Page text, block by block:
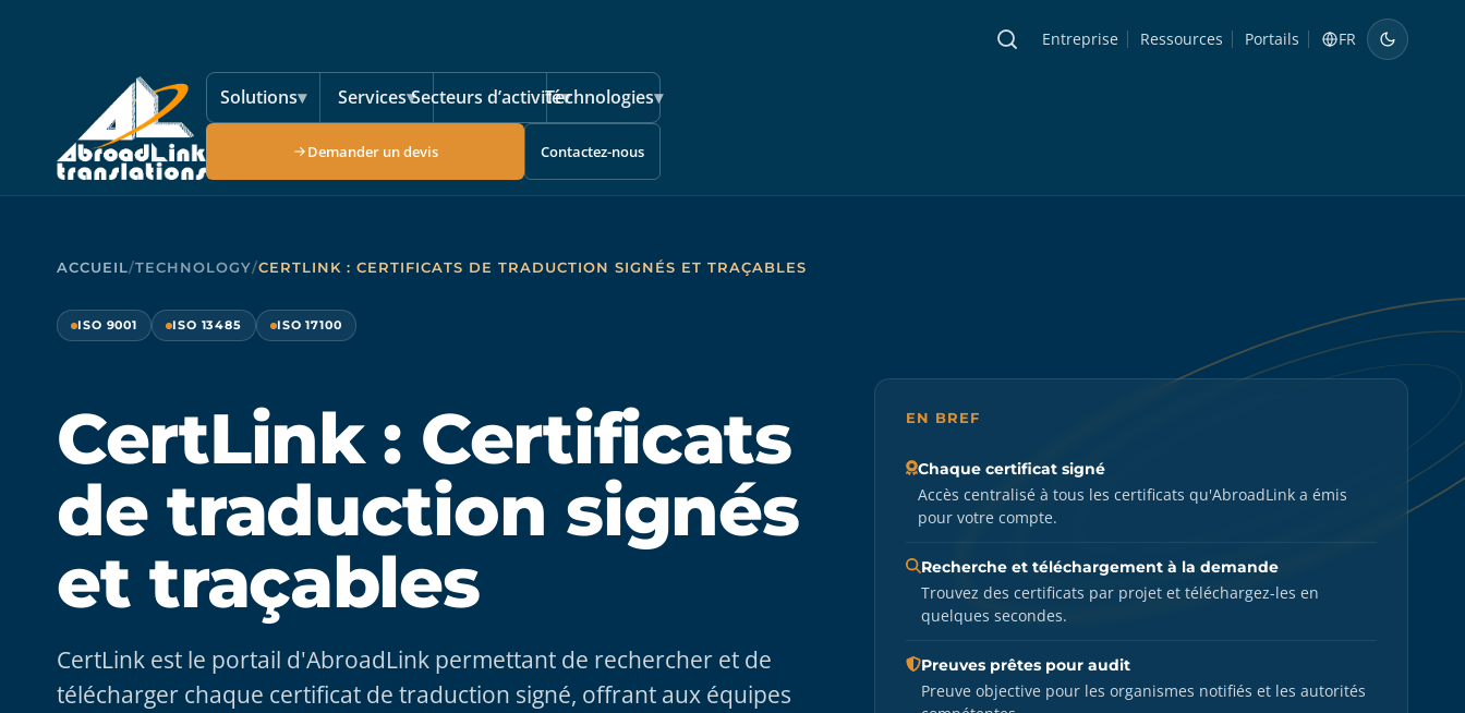
Entreprise Ressources Portails FR
Solutions▾ Services▾Secteurs d’activité▾
Technologies▾
Demander un devis Contactez-nous
ACCUEIL/TECHNOLOGY/CERTLINK : CERTIFICATS DE TRADUCTION SIGNÉS ET TRAÇABLES
ISO 9001 ISO 13485 ISO 17100
CertLink : Certificats
de traduction signés
et traçables
CertLink est le portail d'AbroadLink permettant de rechercher et de
télécharger chaque certificat de traduction signé, offrant aux équipes
EN BREF
Chaque certificat signé
Accès centralisé à tous les certificats qu'AbroadLink a émis
pour votre compte.
Recherche et téléchargement à la demande
Trouvez des certificats par projet et téléchargez-les en
quelques secondes.
Preuves prêtes pour audit
Preuve objective pour les organismes notifiés et les autorités